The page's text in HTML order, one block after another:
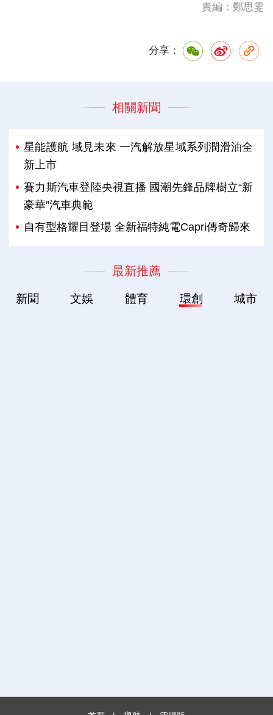
責編：鄭思雯
分享：
相關新聞
星能護航 域見未來 一汽解放星域系列潤滑油全
新上市
賽力斯汽車登陸央視直播 國潮先鋒品牌樹立“新
豪華”汽車典範
自有型格耀目登場 全新福特純電Capri傳奇歸來
最新推薦
新聞 文娛 體育 環創 城市